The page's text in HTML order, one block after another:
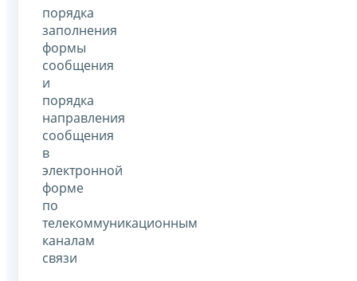
порядка
заполнения
формы
сообщения
и
порядка
направления
сообщения
в
электронной
форме
по
телекоммуникационным
каналам
связи